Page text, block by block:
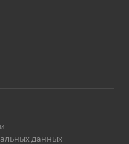
данных